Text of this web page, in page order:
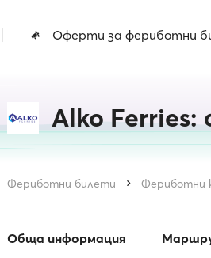
| Оферти за фериботни
Alko
Фериботни билети Фериботни
Обща информация